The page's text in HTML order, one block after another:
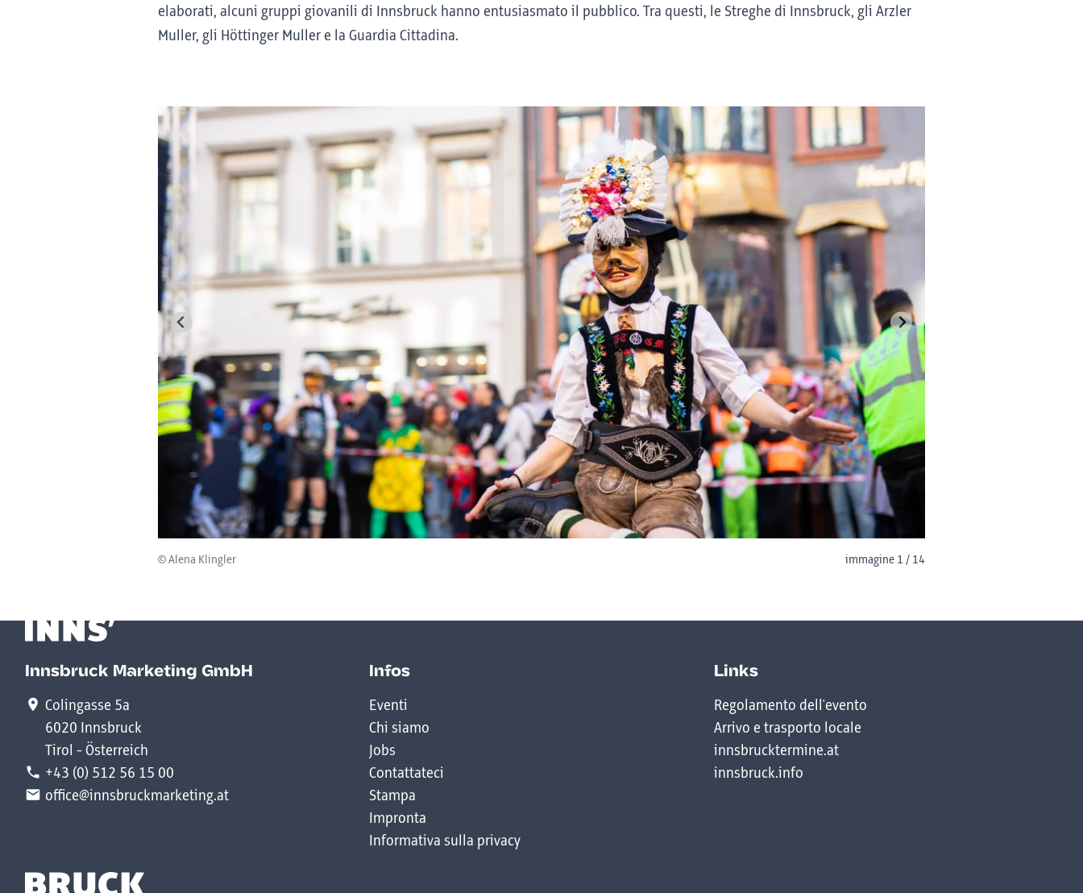
elaborati, alcuni gruppi giovanili di Innsbruck hanno entusiasmato il pubblico. Tra questi, le Streghe di Innsbruck, gli Arzler
Muller, gli Höttinger Muller e la Guardia Cittadina.
© Alena Klingler immagine 1 / 14
Innsbruck Marketing GmbH
Colingasse 5a
6020 Innsbruck
Tirol - Österreich
+43 (0) 512 56 15 00
office@innsbruckmarketing.at
Infos
Eventi
Chi siamo
Jobs
Contattateci
Stampa
Impronta
Informativa sulla privacy
Links
Regolamento dell'evento
Arrivo e trasporto locale
innsbrucktermine.at
innsbruck.info